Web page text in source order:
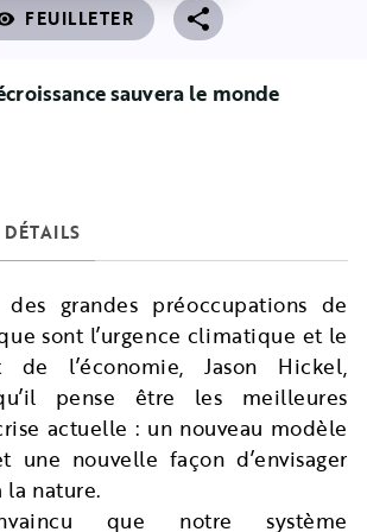
FEUILLETER
sauvera le monde
DÉTAILS
grandes préoccupations de
sont l’urgence climatique et le
de l’économie, Jason Hickel,
pense être les meilleures
actuelle : un nouveau modèle
une nouvelle façon d’envisager
la nature.
que notre système